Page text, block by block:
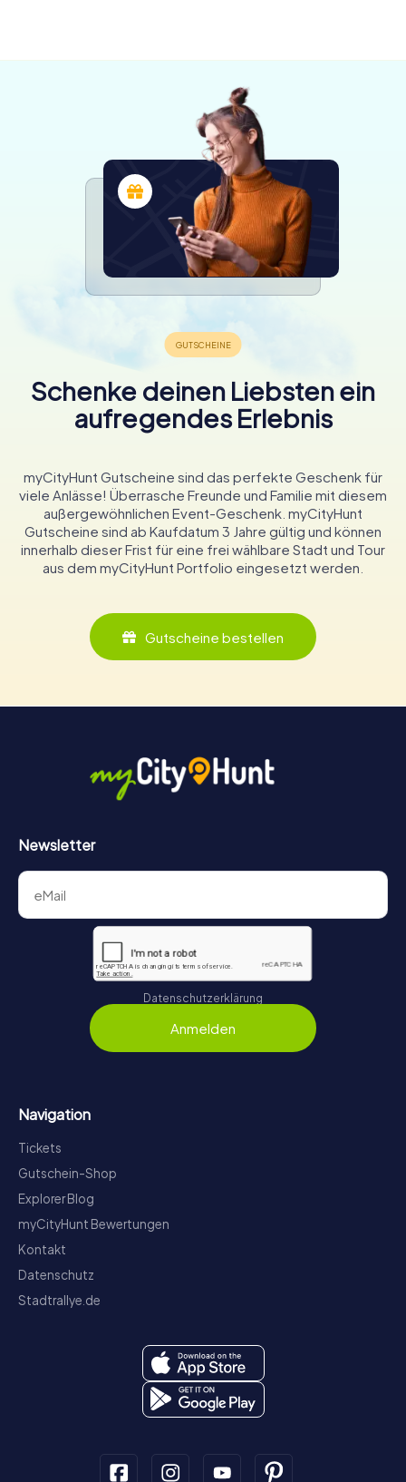
Schenke deinen Liebsten ein
aufregendes Erlebnis
myCityHunt Gutscheine sind das perfekte Geschenk für
viele Anlässe! Überrasche Freunde und Familie mit diesem
außergewöhnlichen Event-Geschenk. myCityHunt
Gutscheine sind ab Kaufdatum 3 Jahre gültig und können
innerhalb dieser Frist für eine frei wählbare Stadt und Tour
aus dem myCityHunt Portfolio eingesetzt werden.
Gutscheine bestellen
Newsletter
Datenschutzerklärung
Anmelden
Navigation
Tickets
Gutschein-Shop
Explorer Blog
myCityHunt Bewertungen
Kontakt
Datenschutz
Stadtrallye.de